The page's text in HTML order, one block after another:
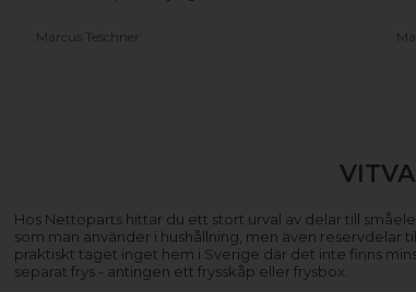
Marcus Teschner
Hos Nettoparts hittar du ett stort urval av delar till
som man använder i hushållning, men även reservdelar
praktiskt taget inget hem i Sverige där det inte finns
separat frys - antingen ett frysskåp eller frysbox.